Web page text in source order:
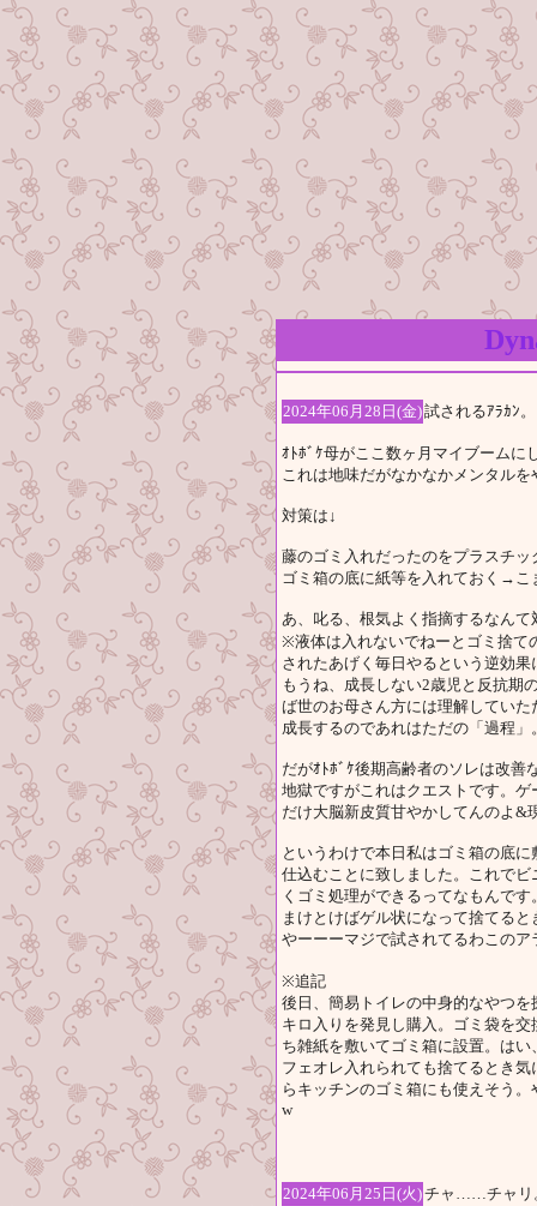
2024年06月28日(金)試されるｱﾗｶﾝ。
ｵﾄﾎﾞｹ母がここ数ヶ月マイブームに
これは地味だがなかなかメンタルを
対策は↓
藤のゴミ入れだったのをプラスチ
ゴミ箱の底に紙等を入れておく→こ
あ、叱る、根気よく指摘するなん
※液体は入れないでねーとゴミ捨て
されたあげく毎日やるという逆効
もうね、成長しない2歳児と反抗期
ば世のお母さん方には理解してい
成長するのであれはただの「過程
だがｵﾄﾎﾞｹ後期高齢者のソレは改善
地獄ですがこれはクエストです。
だけ大脳新皮質甘やかしてんのよ&
というわけで本日私はゴミ箱の底
仕込むことに致しました。これで
くゴミ処理ができるってなもんで
まけとけばゲル状になって捨てる
やーーーマジで試されてるわこのア
※追記
後日、簡易トイレの中身的なやつ
キロ入りを発見し購入。ゴミ袋を
ち雑紙を敷いてゴミ箱に設置。は
フェオレ入れられても捨てるとき
らキッチンのゴミ箱にも使えそう
w
2024年06月25日(火)チャ……チャリ